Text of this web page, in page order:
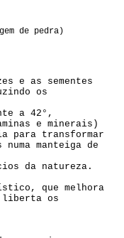
de pedra)
e as sementes
os
a 42°,
e minerais)
para transformar
manteiga de
da natureza.
que melhora
liberta os